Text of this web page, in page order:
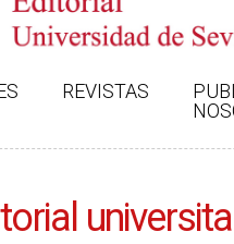
REVISTAS